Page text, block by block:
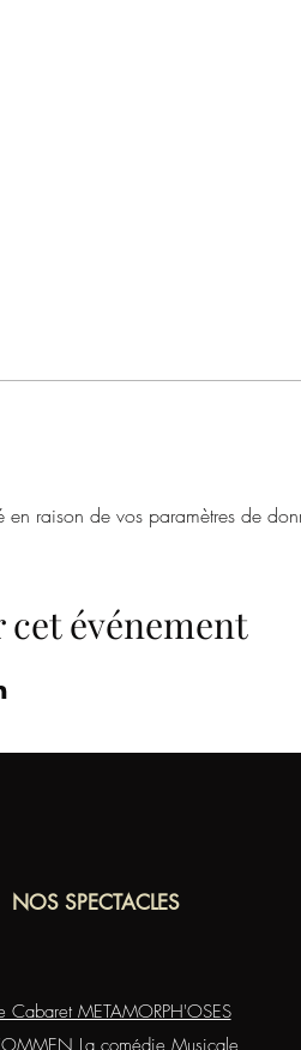
raison de vos paramètres de
cet événement
NOS SPECTACLES
Cabaret METAMORPH'OSES
La comédie Musicale